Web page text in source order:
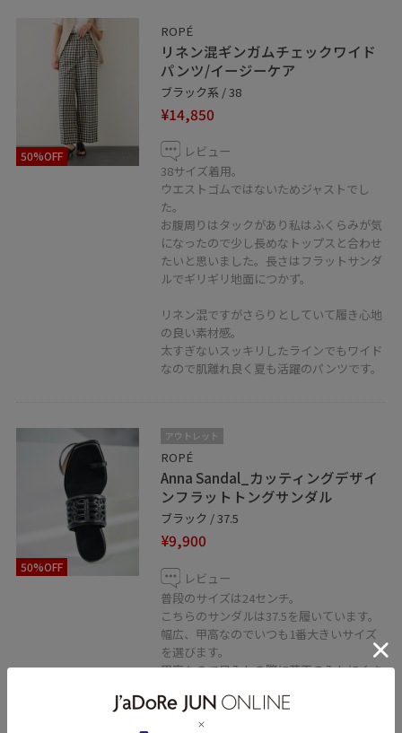
◾️ LINEで岡山天満屋店ロペスタッフに相談は【友だち追
加】をタップをして下さい
◾️LINE ロペ公式アカウントでは新作やイベント情報配信
【友だち追加】をタップして下さい。
50%OFF
ROPÉ
リネン混ギンガムチェックワイド
パンツ/イージーケア
ブラック系 / 38
¥14,850
レビュー
38サイズ着用。
ウエストゴムではないためジャストでし
た。
お腹周りはタックがあり私はふくらみが気
になったので少し長めなトップスと合わせ
たいと思いました。長さはフラットサンダ
ルでギリギリ地面につかず。
リネン混ですがさらりとしていて履き心地
の良い素材感。
太すぎないスッキリしたラインでもワイド
なので肌離れ良く夏も活躍のパンツです。
50%OFF
アウトレット
ROPÉ
Anna Sandal_カッティングデザイ
ンフラットトングサンダル
ブラック / 37.5
¥9,900
レビュー
普段のサイズは24センチ。
こちらのサンダルは37.5を履いています。
幅広、甲高なのでいつも1番大きいサイズ
を選びます。
甲高なので足入れの際に若干の入れにくさ
なくフラットですしとても履きやすく歩き
やすいと感じました。親指部分も大丈夫で